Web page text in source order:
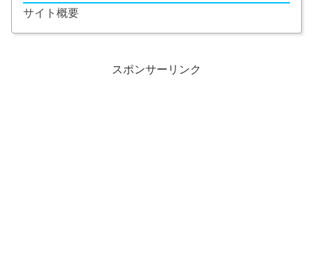
サイト概要
スポンサーリンク